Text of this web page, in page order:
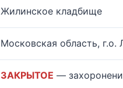
Жилинское кладбище
Московская область,
ЗАКРЫТОЕ —